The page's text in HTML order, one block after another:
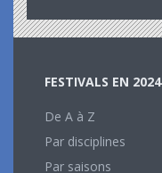
FESTIVALS EN 2024
De A à Z
Par disciplines
Par saisons